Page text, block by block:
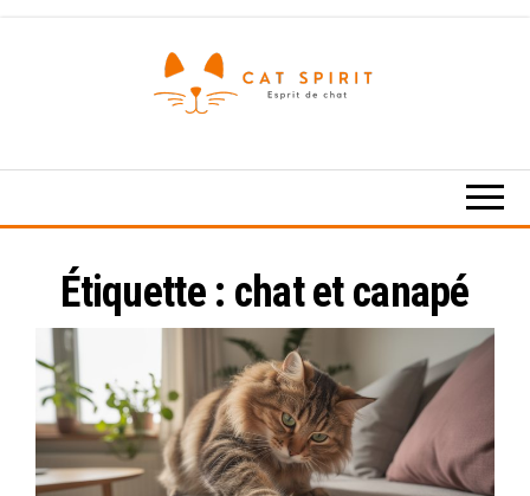
chat
Étiquette : chat et canapé